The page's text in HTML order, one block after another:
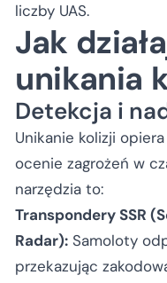
liczby UAS.
Jak
unikania
Detekcja i
Unikanie kolizji
ocenie zagrożeń w
narzędzia to:
Transpondery SSR
Radar): Samoloty
przekazując